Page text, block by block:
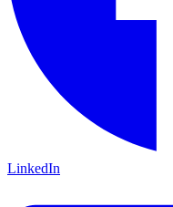
LinkedIn